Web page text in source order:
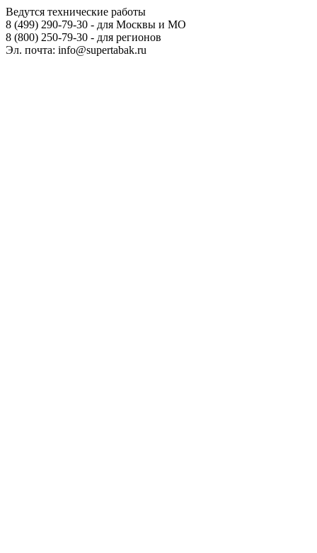
Ведутся технические работы
8 (499) 290-79-30 - для Москвы и МО
8 (800) 250-79-30 - для регионов
Эл. почта: info@supertabak.ru